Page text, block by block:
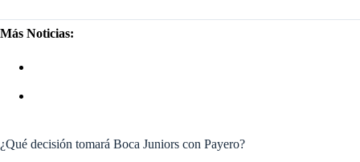
Más Noticias:
¿Qué decisión tomará Boca Juniors con Payero?